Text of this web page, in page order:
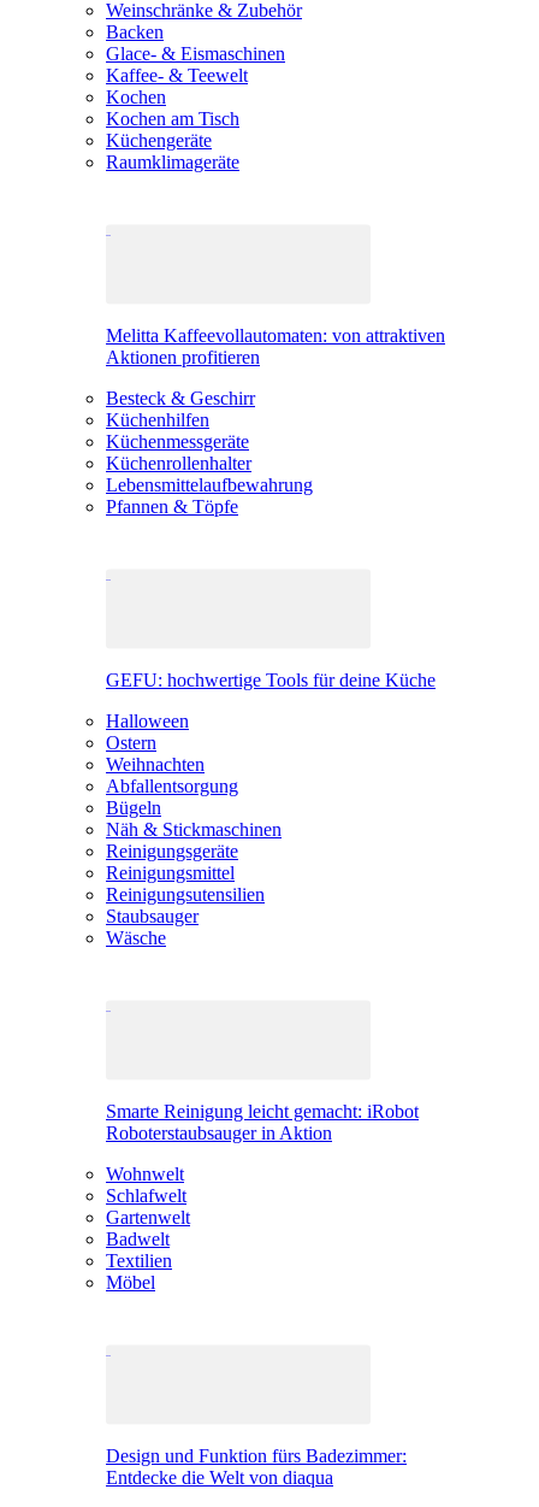
Weinschränke & Zubehör
Backen
Glace- & Eismaschinen
Kaffee- & Teewelt
Kochen
Kochen am Tisch
Küchengeräte
Raumklimageräte
Melitta Kaffeevollautomaten: von attraktiven
Aktionen profitieren
Besteck & Geschirr
Küchenhilfen
Küchenmessgeräte
Küchenrollenhalter
Lebensmittelaufbewahrung
Pfannen & Töpfe
GEFU: hochwertige Tools für deine Küche
Halloween
Ostern
Weihnachten
Abfallentsorgung
Bügeln
Näh & Stickmaschinen
Reinigungsgeräte
Reinigungsmittel
Reinigungsutensilien
Staubsauger
Wäsche
Smarte Reinigung leicht gemacht: iRobot
Roboterstaubsauger in Aktion
Wohnwelt
Schlafwelt
Gartenwelt
Badwelt
Textilien
Möbel
Design und Funktion fürs Badezimmer:
Entdecke die Welt von diaqua